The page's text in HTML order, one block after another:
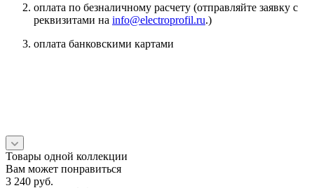
оплата по безналичному расчету (отправляйте заявку с
реквизитами на info@electroprofil.ru.)
оплата банковскими картами
Товары одной коллекции
Вам может понравиться
3 240 руб.